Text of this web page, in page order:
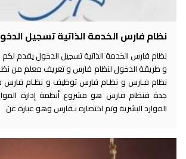
نظام فارس الخدمة الذاتية تسجيل
نظام فارس الخدمة الذاتية تسجيل الدخول يقدم
و طريقة الدخول لنظام فارس و تعريف معلم من
نظام فـارس و نظـام فارس توظيف و نظـام
جدة فنظام فارس هو مشروع أنظمة إدارة الموارد
الموارد البشرية وتم اختصاره بـفارس وهو عبارة عن